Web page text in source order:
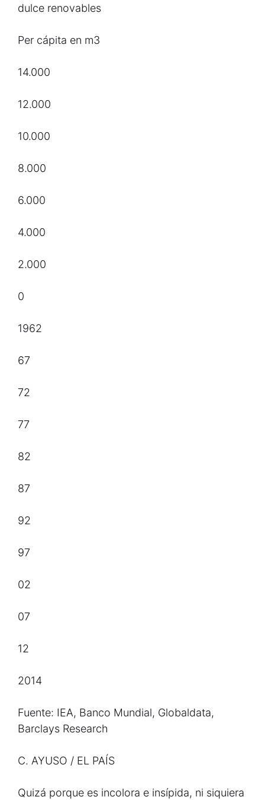
dulce renovables
Per cápita en m3
14.000
12.000
10.000
8.000
6.000
4.000
2.000
0
1962
67
72
77
82
87
92
97
02
07
12
2014
Fuente: IEA, Banco Mundial, Globaldata,
Barclays Research
C. AYUSO / EL PAÍS
Quizá porque es incolora e insípida, ni siquiera